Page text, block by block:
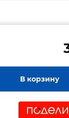
В корзину